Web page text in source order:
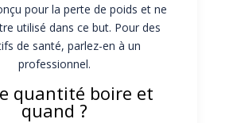
pour la perte de poids et ne
utilisé dans ce but. Pour des
de santé, parlez-en à un
professionnel.
quantité boire et
quand ?